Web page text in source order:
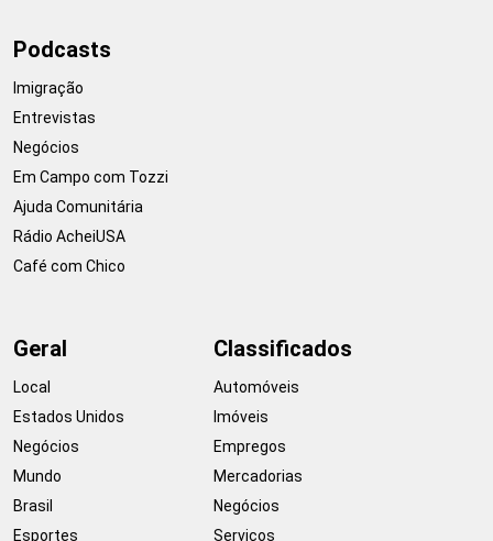
Podcasts
Imigração
Entrevistas
Negócios
Em Campo com Tozzi
Ajuda Comunitária
Rádio AcheiUSA
Café com Chico
Geral
Local
Estados Unidos
Negócios
Mundo
Brasil
Esportes
Classificados
Automóveis
Imóveis
Empregos
Mercadorias
Negócios
Serviços